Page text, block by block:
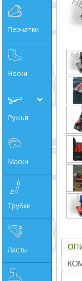
Искать
Любое из
слов
слова
Точное
Категории
Производитель
от
до
грн
Перчатки
Носки
Ружья
Маски
Трубки
Ласты